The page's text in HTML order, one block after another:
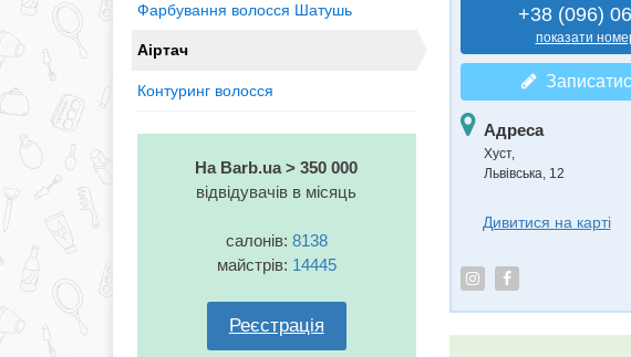
Фарбування волосся Шатушь
Аіртач
Контуринг волосся
На Barb.ua > 350 000
відвідувачів в місяць
салонів: 8138
майстрів: 14445
Реєстрація
+38 (096)
показати
Адреса
Хуст,
Львівська, 12
Дивитися на карті